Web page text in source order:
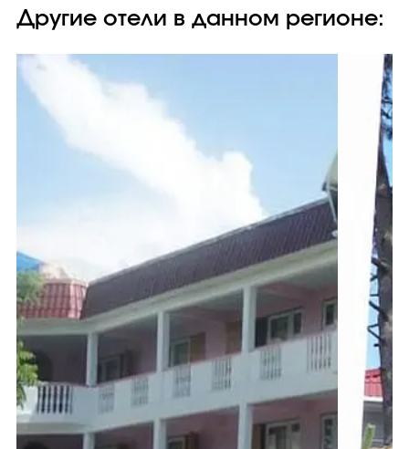
Другие отели в данном регионе: